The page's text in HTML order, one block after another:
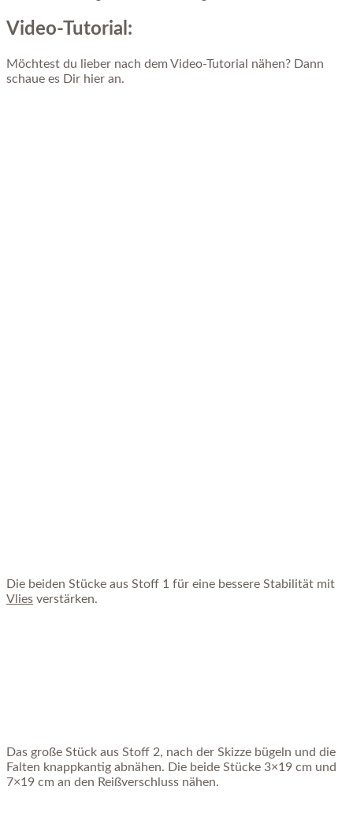
Video-Tutorial:
Möchtest du lieber nach dem Video-Tutorial nähen? Dann
schaue es Dir hier an.
Die beiden Stücke aus Stoff 1 für eine bessere Stabilität mit
Vlies verstärken.
Das große Stück aus Stoff 2, nach der Skizze bügeln und die
Falten knappkantig abnähen. Die beide Stücke 3×19 cm und
7×19 cm an den Reißverschluss nähen.